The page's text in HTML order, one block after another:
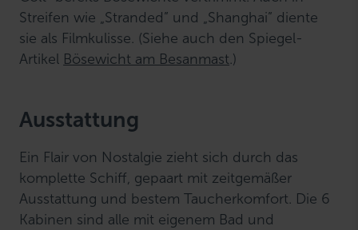
Streifen wie „Stranded” und „Shanghai” diente
sie als Filmkulisse. (Siehe auch den Spiegel-
Artikel Bösewicht am Besanmast.)
Ausstattung
Ein Flair von Nostalgie zieht sich durch das
komplette Schiff, gepaart mit zeitgemäßer
Ausstattung und bestem Taucherkomfort. Die 6
Kabinen sind alle mit eigenem Bad und